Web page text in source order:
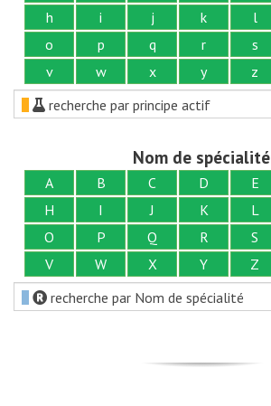
h
i j k l
o
p q r s
v
w x y z
recherche par principe actif
Nom de spécialité
A B C D E
H
I J K L
O
P Q R S
V
W X Y Z
recherche par Nom de spécialité